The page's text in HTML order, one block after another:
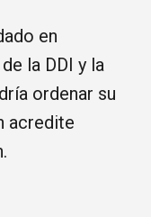
en
la DDI y la
ordenar su
acredite